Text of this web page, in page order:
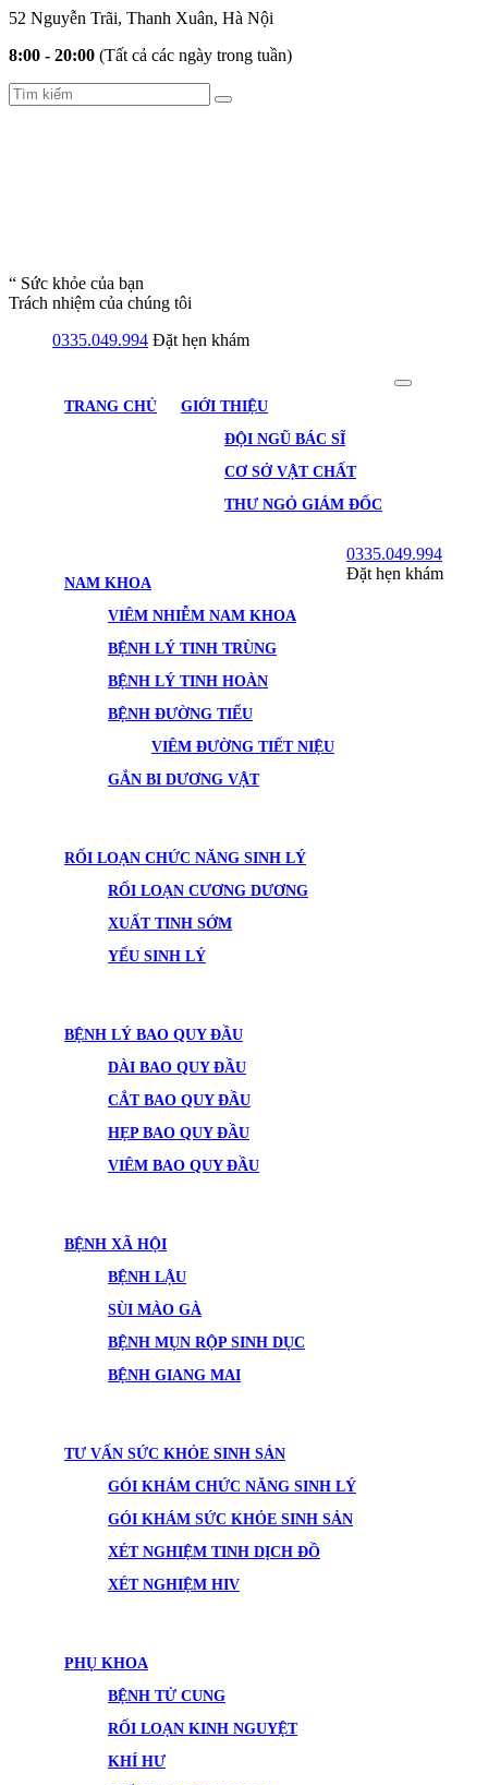
52 Nguyễn Trãi, Thanh Xuân, Hà Nội
8:00 - 20:00 (Tất cả các ngày trong tuần)
“ Sức khỏe của bạn
Trách nhiệm của chúng tôi
0335.049.994 Đặt hẹn khám
TRANG CHỦ
GIỚI THIỆU
ĐỘI NGŨ BÁC SĨ
CƠ SỞ VẬT CHẤT
THƯ NGỎ GIÁM ĐỐC
NAM KHOA
VIÊM NHIỄM NAM KHOA
BỆNH LÝ TINH TRÙNG
BỆNH LÝ TINH HOÀN
BỆNH ĐƯỜNG TIỂU
VIÊM ĐƯỜNG TIẾT NIỆU
GẮN BI DƯƠNG VẬT
RỐI LOẠN CHỨC NĂNG SINH LÝ
RỐI LOẠN CƯƠNG DƯƠNG
XUẤT TINH SỚM
YẾU SINH LÝ
BỆNH LÝ BAO QUY ĐẦU
DÀI BAO QUY ĐẦU
CẮT BAO QUY ĐẦU
HẸP BAO QUY ĐẦU
VIÊM BAO QUY ĐẦU
BỆNH XÃ HỘI
BỆNH LẬU
SÙI MÀO GÀ
BỆNH MỤN RỘP SINH DỤC
BỆNH GIANG MAI
TƯ VẤN SỨC KHỎE SINH SẢN
GÓI KHÁM CHỨC NĂNG SINH LÝ
GÓI KHÁM SỨC KHỎE SINH SẢN
XÉT NGHIỆM TINH DỊCH ĐỒ
XÉT NGHIỆM HIV
PHỤ KHOA
BỆNH TỬ CUNG
RỐI LOẠN KINH NGUYỆT
KHÍ HƯ
0335.049.994
Đặt hẹn khám